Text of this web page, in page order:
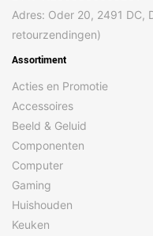
Adres: Oder 20, 2491 DC,
retourzendingen)
Assortiment
Acties en Promotie
Accessoires
Beeld & Geluid
Componenten
Computer
Gaming
Huishouden
Keuken